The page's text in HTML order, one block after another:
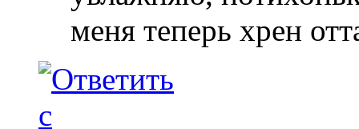
меня теперь хрен